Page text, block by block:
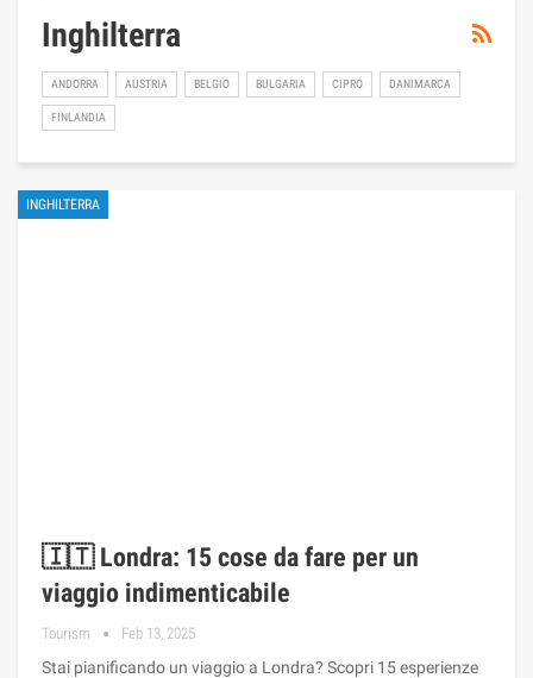
Inghilterra
ANDORRA AUSTRIA BELGIO BULGARIA CIPRO DANIMARCA
FINLANDIA
INGHILTERRA
🇮🇹 Londra: 15 cose da fare per un
viaggio indimenticabile
Tourism Feb 13, 2025
Stai pianificando un viaggio a Londra? Scopri 15 esperienze